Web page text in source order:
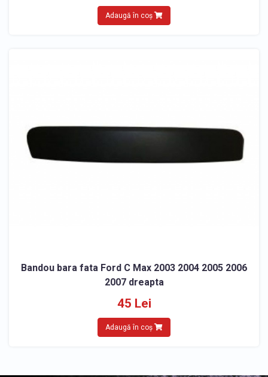
Adaugă în coș
Bandou bara fata Ford C Max 2003 2004 2005 2006
2007 dreapta
45 Lei
Adaugă în coș